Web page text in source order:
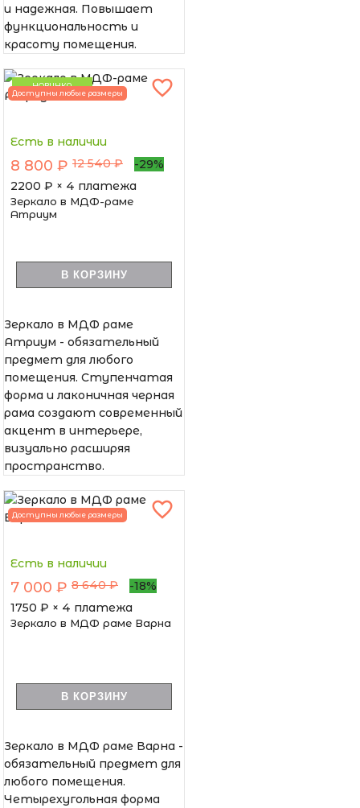
и надежная. Повышает
функциональность и
красоту помещения.
НОВИНКА
Доступны любые размеры
Есть в наличии
8 800 ₽ 12 540 ₽
-29%
2200 ₽ × 4 платежа
Зеркало в МДФ-раме
Атриум
В КОРЗИНУ
Зеркало в МДФ раме
Атриум - обязательный
предмет для любого
помещения. Ступенчатая
форма и лаконичная черная
рама создают современный
акцент в интерьере,
визуально расширяя
пространство.
Доступны любые размеры
Есть в наличии
7 000 ₽ 8 640 ₽
-18%
1750 ₽ × 4 платежа
Зеркало в МДФ раме Варна
В КОРЗИНУ
Зеркало в МДФ раме Варна -
обязательный предмет для
любого помещения.
Четырехугольная форма